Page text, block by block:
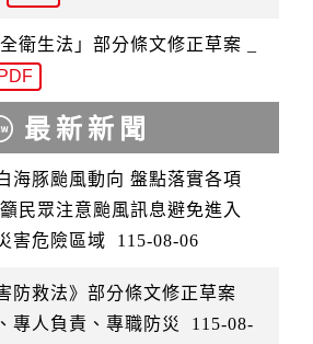
衛生法」部分條文修正草案 _
PDF
最新新聞
海豚颱風動向 盤點落實各項
民眾注意颱風訊息避免進入
害危險區域
115-08-06
防救法》部分條文修正草案
專人負責、專職防災
115-08-